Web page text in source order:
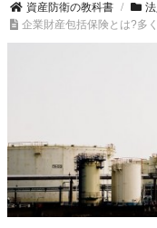
資産防衛の教科書
企業財産包括保険とは?多